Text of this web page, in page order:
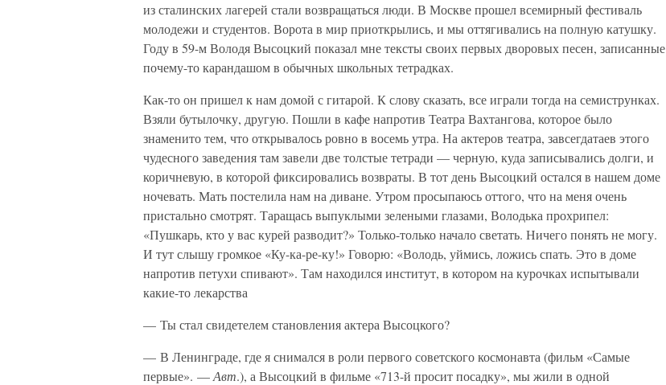
из сталинских лагерей стали возвращаться люди. В Москве прошел всемирный фестиваль
молодежи и студентов. Ворота в мир приоткрылись, и мы оттягивались на полную катушку.
Году в 59-м Володя Высоцкий показал мне тексты своих первых дворовых песен, записанные
почему-то карандашом в обычных школьных тетрадках.
Как-то он пришел к нам домой с гитарой. К слову сказать, все играли тогда на семиструнках.
Взяли бутылочку, другую. Пошли в кафе напротив Театра Вахтангова, которое было
знаменито тем, что открывалось ровно в восемь утра. На актеров театра, завсегдатаев этого
чудесного заведения там завели две толстые тетради — черную, куда записывались долги, и
коричневую, в которой фиксировались возвраты. В тот день Высоцкий остался в нашем доме
ночевать. Мать постелила нам на диване. Утром просыпаюсь оттого, что на меня очень
пристально смотрят. Таращась выпуклыми зелеными глазами, Володька прохрипел:
«Пушкарь, кто у вас курей разводит?» Только-только начало светать. Ничего понять не могу.
И тут слышу громкое «Ку-ка-ре-ку!» Говорю: «Володь, уймись, ложись спать. Это в доме
напротив петухи спивают». Там находился институт, в котором на курочках испытывали
какие-то лекарства
— Ты стал свидетелем становления актера Высоцкого?
— В Ленинграде, где я снимался в роли первого советского космонавта (фильм «Самые
первые». —Авт.), а Высоцкий в фильме «713-й просит посадку», мы жили в одной